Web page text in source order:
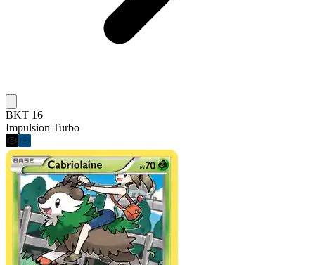
BKT 16
Impulsion Turbo